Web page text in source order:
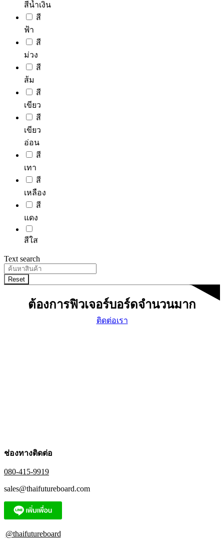
สีน้ำเงิน
สี
ฟ้า
สี
ม่วง
สี
ส้ม
สี
เขียว
สี
เขียว
อ่อน
สี
เทา
สี
เหลือง
สี
แดง
สีใส
Text search
Reset
ต้องการฟิวเจอร์บอร์ดจำนวนมาก
ติดต่อเรา
ช่องทางติดต่อ
080-415-9919
sales@thaifutureboard.com
@thaifutureboard